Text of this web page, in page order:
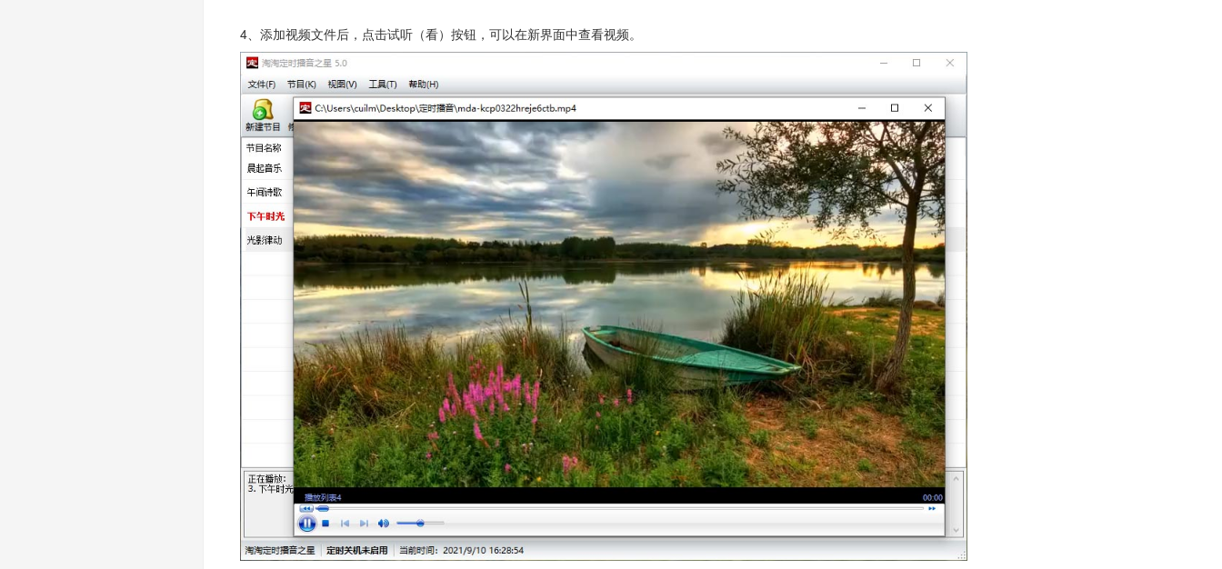
4、添加视频文件后，点击试听（看）按钮，可以在新界面中查看视频。